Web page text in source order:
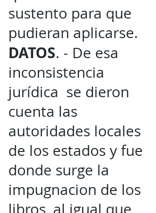
sustento para que
pudieran aplicarse.
DATOS. - De esa
inconsistencia
jurídica se dieron
cuenta las
autoridades locales
de los estados y fue
donde surge la
impugnacion de los
libros, al igual que